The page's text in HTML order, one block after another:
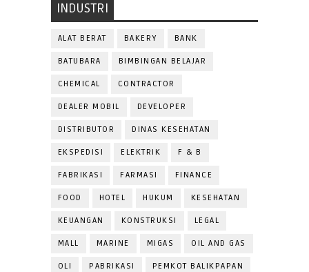
INDUSTRI
ALAT BERAT BAKERY BANK
BATUBARA BIMBINGAN BELAJAR
CHEMICAL CONTRACTOR
DEALER MOBIL DEVELOPER
DISTRIBUTOR DINAS KESEHATAN
EKSPEDISI ELEKTRIK F & B
FABRIKASI FARMASI FINANCE
FOOD HOTEL HUKUM KESEHATAN
KEUANGAN KONSTRUKSI LEGAL
MALL MARINE MIGAS OIL AND GAS
OLI PABRIKASI PEMKOT BALIKPAPAN